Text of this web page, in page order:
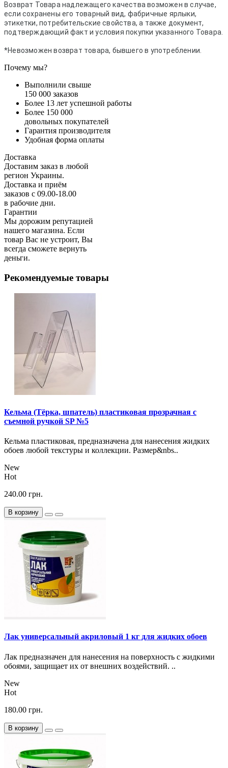
Возврат Товара надлежащего качества возможен в случае,
если сохранены его товарный вид, фабричные ярлыки,
этикетки, потребительские свойства, а также документ,
подтверждающий факт и условия покупки указанного Товара.
*Невозможен возврат товара, бывшего в употреблении.
Почему мы?
Выполнили свыше
150 000 заказов
Более 13 лет успешной работы
Более 150 000
довольных покупателей
Гарантия производителя
Удобная форма оплаты
Доставка
Доставим заказ в любой
регион Украины.
Доставка и приём
заказов с 09.00-18.00
в рабочие дни.
Гарантии
Мы дорожим репутацией
нашего магазина. Если
товар Вас не устроит, Вы
всегда сможете вернуть
деньги.
Рекомендуемые товары
Кельма (Тёрка, шпатель) пластиковая прозрачная с
съемной ручкой SP №5
Кельма пластиковая, предназначена для нанесения жидких
обоев любой текстуры и коллекции. Размер&nbs..
New
Hot
240.00 грн.
В корзину
Лак универсальный акриловый 1 кг для жидких обоев
Лак предназначен для нанесения на поверхность с жидкими
обоями, защищает их от внешних воздействий. ..
New
Hot
180.00 грн.
В корзину